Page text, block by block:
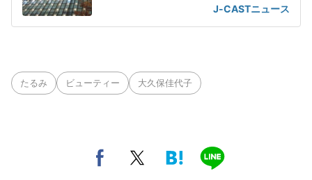
J-CASTニュース
たるみ ビューティー 大久保佳代子